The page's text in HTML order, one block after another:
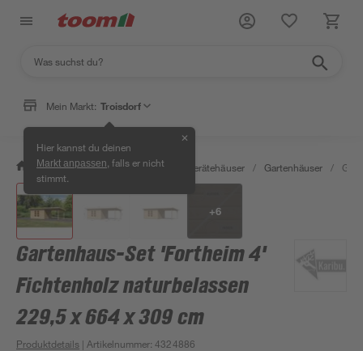
Mein Markt: Troisdorf
Hier kannst du deinen
Markt anpassen , falls er nicht
stimmt.
✕
/ Garten & Freizeit / Garten- & Gerätehäuser / Gartenhäuser /
+6
Gartenhaus-Set 'Fortheim 4'
Fichtenholz naturbelassen
229,5 x 664 x 309 cm
Produktdetails | Artikelnummer:4324886